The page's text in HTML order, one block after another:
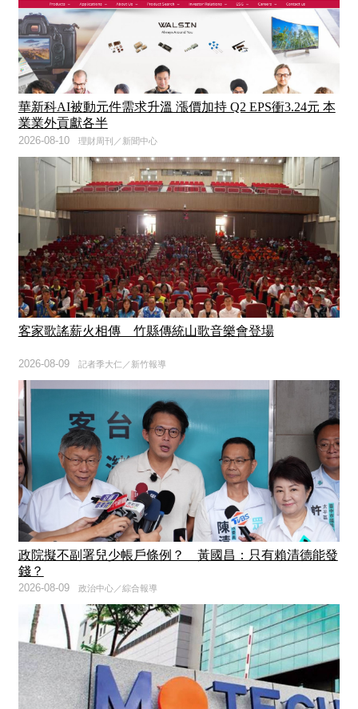
華新科AI被動元件需求升溫 漲價加持 Q2 EPS衝3.24元 本
業業外貢獻各半
理財周刊／新聞中心
2026-08-10
客家歌謠薪火相傳 竹縣傳統山歌音樂會登場
記者季大仁／新竹報導
2026-08-09
政院擬不副署兒少帳戶條例？ 黃國昌：只有賴清德能發
錢？
政治中心／綜合報導
2026-08-09